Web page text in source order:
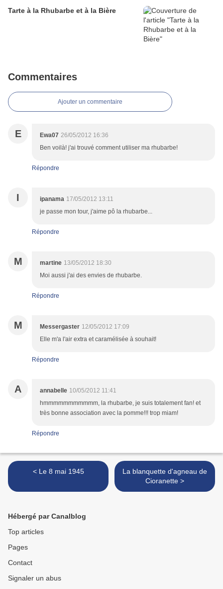
Tarte à la Rhubarbe et à la Bière
Commentaires
Ajouter un commentaire
E Ewa07 26/05/2012 16:36
Ben voilà! j'ai trouvé comment utiliser ma rhubarbe!
Répondre
I ipanama 17/05/2012 13:11
je passe mon tour, j'aime pô la rhubarbe...
Répondre
M martine 13/05/2012 18:30
Moi aussi j'ai des envies de rhubarbe.
Répondre
M Messergaster 12/05/2012 17:09
Elle m'a l'air extra et caramélisée à souhait!
Répondre
A annabelle 10/05/2012 11:41
hmmmmmmmmmmm, la rhubarbe, je suis totalement fan! et
très bonne association avec la pomme!!! trop miam!
Répondre
< Le 8 mai 1945
La blanquette d'agneau de
Cioranette >
Hébergé par Canalblog
Top articles
Pages
Contact
Signaler un abus